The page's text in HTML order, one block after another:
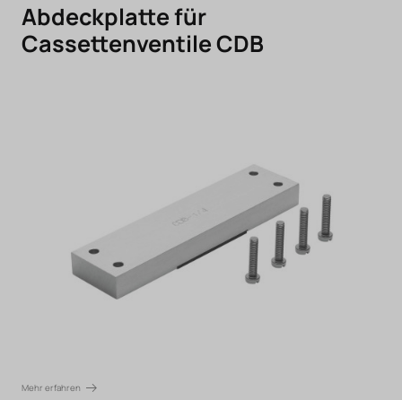
Abdeckplatte für
Cassettenventile CDB
Mehr erfahren